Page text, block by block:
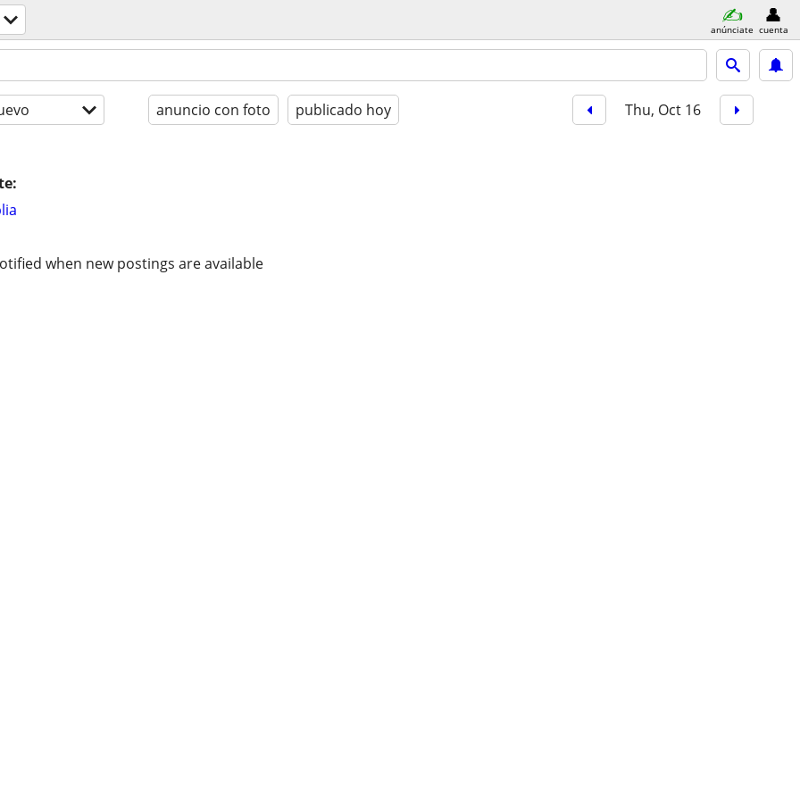
anúnciate cuenta
anuncio con foto publicado hoy Thu, Oct 16
when new postings are available